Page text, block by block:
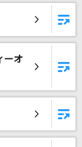
ージョン)
ーオ